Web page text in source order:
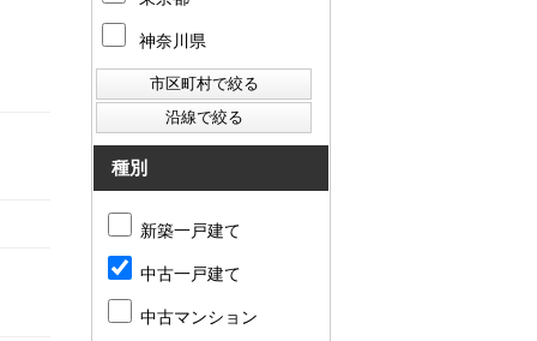
神奈川県
種別
新築一戸建て
中古一戸建て
中古マンション